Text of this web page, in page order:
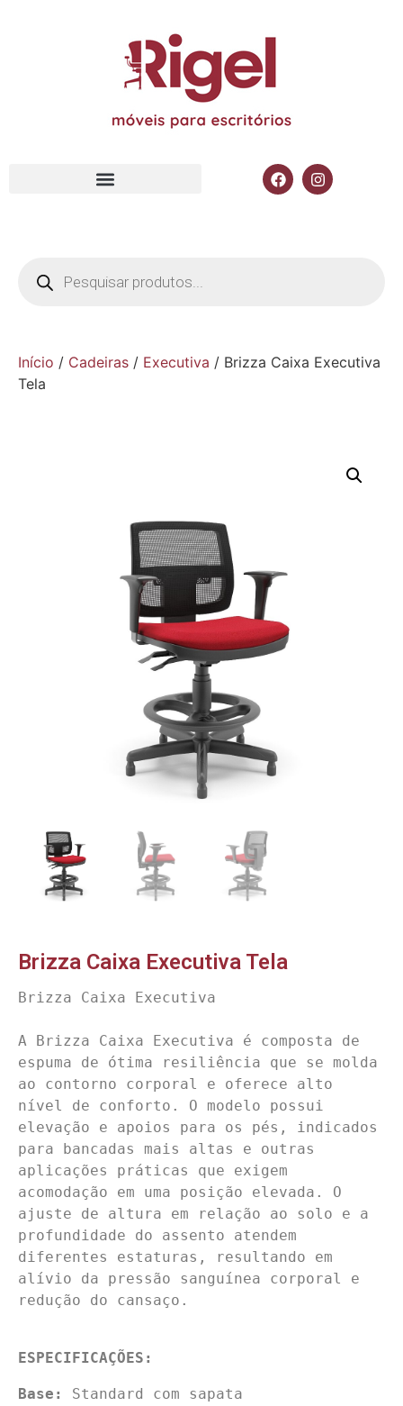
Início / Cadeiras / Executiva / Brizza Caixa Executiva
Tela
Brizza Caixa Executiva Tela
Brizza Caixa Executiva
A Brizza Caixa Executiva é composta de
espuma de ótima resiliência que se molda
ao contorno corporal e oferece alto
nível de conforto. O modelo possui
elevação e apoios para os pés, indicados
para bancadas mais altas e outras
aplicações práticas que exigem
acomodação em uma posição elevada. O
ajuste de altura em relação ao solo e a
profundidade do assento atendem
diferentes estaturas, resultando em
alívio da pressão sanguínea corporal e
redução do cansaço.
ESPECIFICAÇÕES:
Base: